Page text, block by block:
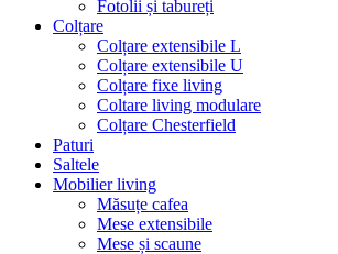
Fotolii și tabureți
Colțare
Colțare extensibile L
Colțare extensibile U
Colțare fixe living
Coltare living modulare
Colțare Chesterfield
Paturi
Saltele
Mobilier living
Măsuțe cafea
Mese extensibile
Mese și scaune